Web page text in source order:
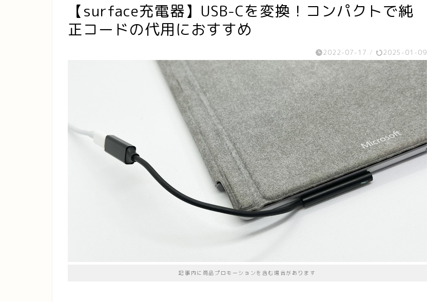
【surface充電器】USB-Cを変換！コンパクトで純
正コードの代用におすすめ
2022-07-17 / 2025-01-09
記事内に商品プロモーションを含む場合があります